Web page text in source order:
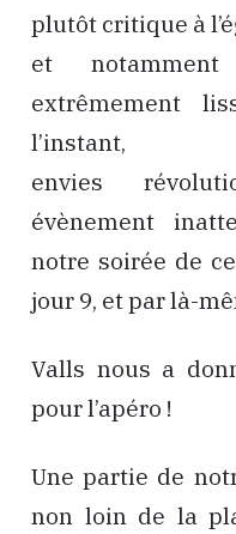
plutôt critique à
et
extrêmement
envies
évènement
notre soirée de
jour 9, et par là-
Valls nous a
pour l’apéro !
Une partie de
non loin de la